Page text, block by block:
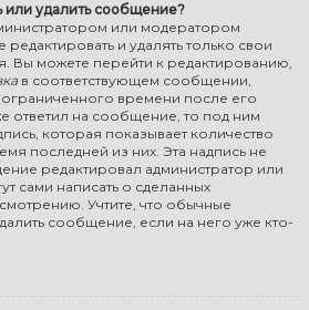
или удалить сообщение?
или модератором
и удалять только свои
Вы можете перейти к редактированию,
в соответствующем сообщении,
ограниченного времени после его
ответил на сообщение, то под ним
которая показывает количество
последней из них. Эта надпись не
редактировал администратор или
сами написать о сделанных
Учтите, что обычные
сообщение, если на него уже кто-